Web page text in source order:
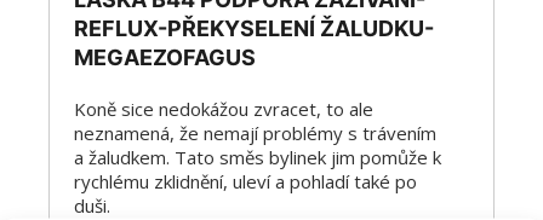
REFLUX-PŘEKYSELENÍ ŽALUDKU-
MEGAEZOFAGUS
Koně sice nedokážou zvracet, to ale
neznamená, že nemají problémy s trávením
a žaludkem. Tato směs bylinek jim pomůže k
rychlému zklidnění, uleví a pohladí také po
duši.